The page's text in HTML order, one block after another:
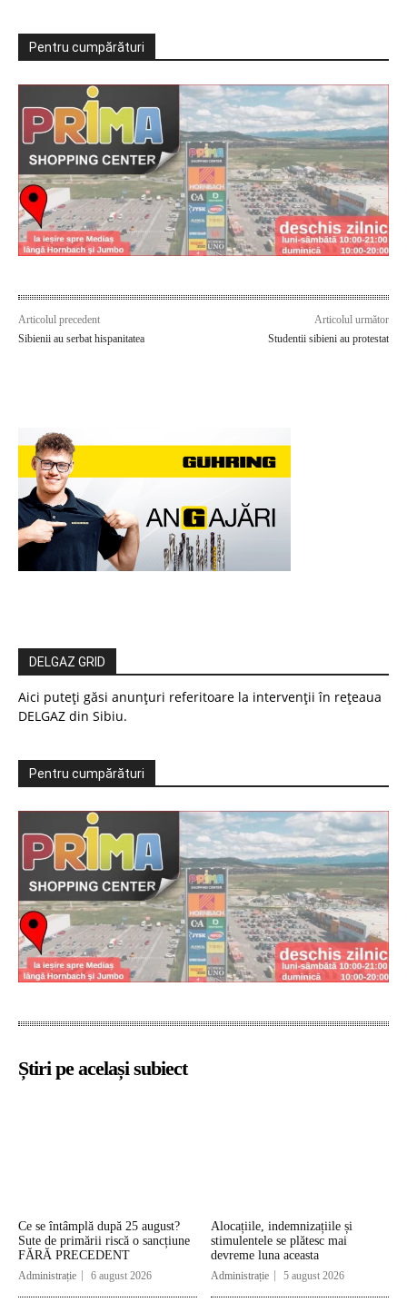
Pentru cumpărături
Articolul precedent
Sibienii au serbat hispanitatea
Articolul următor
Studentii sibieni au protestat
DELGAZ GRID
Aici puteți găsi anunțuri referitoare la intervenții în rețeaua
DELGAZ din Sibiu.
Pentru cumpărături
Știri pe același subiect
Ce se întâmplă după 25 august?
Sute de primării riscă o sancțiune
FĂRĂ PRECEDENT
Administrație 6 august 2026
Alocațiile, indemnizațiile și
stimulentele se plătesc mai
devreme luna aceasta
Administrație 5 august 2026